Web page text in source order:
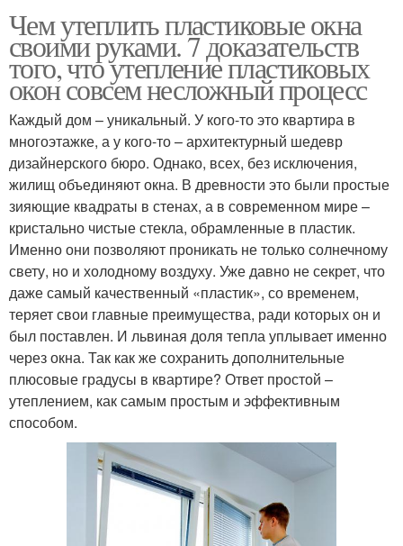
Чем утеплить пластиковые окна
своими руками. 7 доказательств
того, что утепление пластиковых
окон совсем несложный процесс
Каждый дом – уникальный. У кого-то это квартира в
многоэтажке, а у кого-то – архитектурный шедевр
дизайнерского бюро. Однако, всех, без исключения,
жилищ объединяют окна. В древности это были простые
зияющие квадраты в стенах, а в современном мире –
кристально чистые стекла, обрамленные в пластик.
Именно они позволяют проникать не только солнечному
свету, но и холодному воздуху. Уже давно не секрет, что
даже самый качественный «пластик», со временем,
теряет свои главные преимущества, ради которых он и
был поставлен. И львиная доля тепла уплывает именно
через окна. Так как же сохранить дополнительные
плюсовые градусы в квартире? Ответ простой –
утеплением, как самым простым и эффективным
способом.